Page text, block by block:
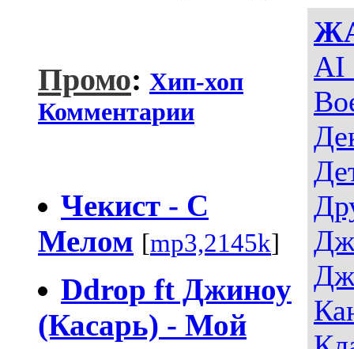
AI
Промо: Хип-хоп
Комментарии
Чекист - С
Мелом [mp3,2145k]
Ddrop ft Джиноу
(Касарь) - Мой